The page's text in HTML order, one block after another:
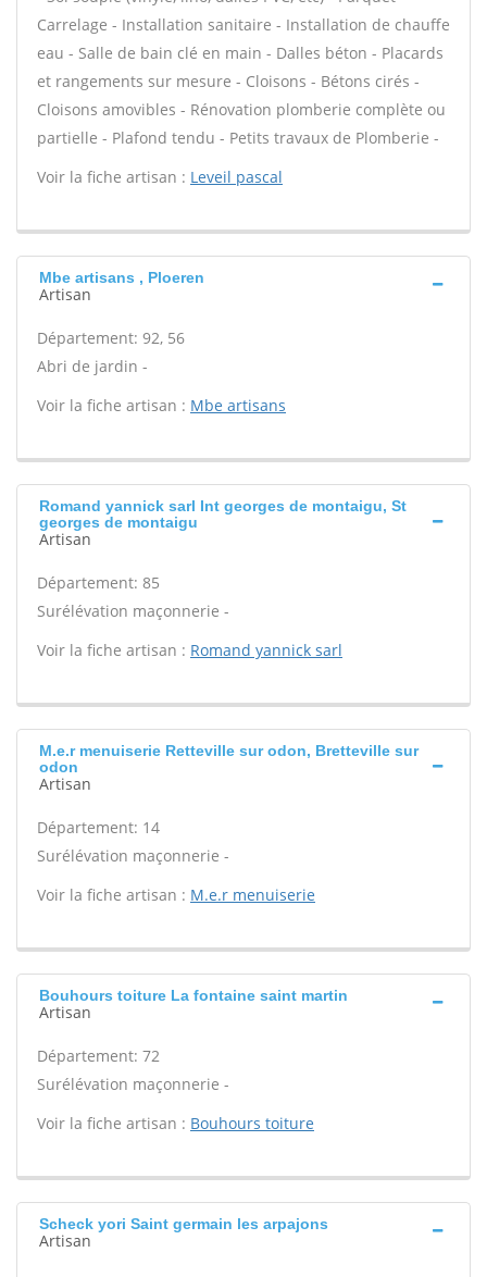
Carrelage - Installation sanitaire - Installation de chauffe
eau - Salle de bain clé en main - Dalles béton - Placards
et rangements sur mesure - Cloisons - Bétons cirés -
Cloisons amovibles - Rénovation plomberie complète ou
partielle - Plafond tendu - Petits travaux de Plomberie -
Voir la fiche artisan : Leveil pascal
Mbe artisans , Ploeren
Artisan
Département: 92, 56
Abri de jardin -
Voir la fiche artisan : Mbe artisans
Romand yannick sarl Int georges de montaigu, St
georges de montaigu
Artisan
Département: 85
Surélévation maçonnerie -
Voir la fiche artisan : Romand yannick sarl
M.e.r menuiserie Retteville sur odon, Bretteville sur
odon
Artisan
Département: 14
Surélévation maçonnerie -
Voir la fiche artisan : M.e.r menuiserie
Bouhours toiture La fontaine saint martin
Artisan
Département: 72
Surélévation maçonnerie -
Voir la fiche artisan : Bouhours toiture
Scheck yori Saint germain les arpajons
Artisan